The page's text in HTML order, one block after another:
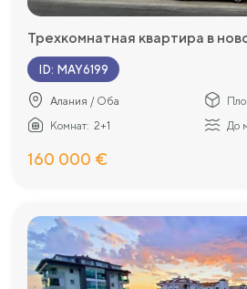
Трехкомнатная квартира в
ID: MAY6199
Алания / Оба
Комнат: 2+1 До
160 000 €